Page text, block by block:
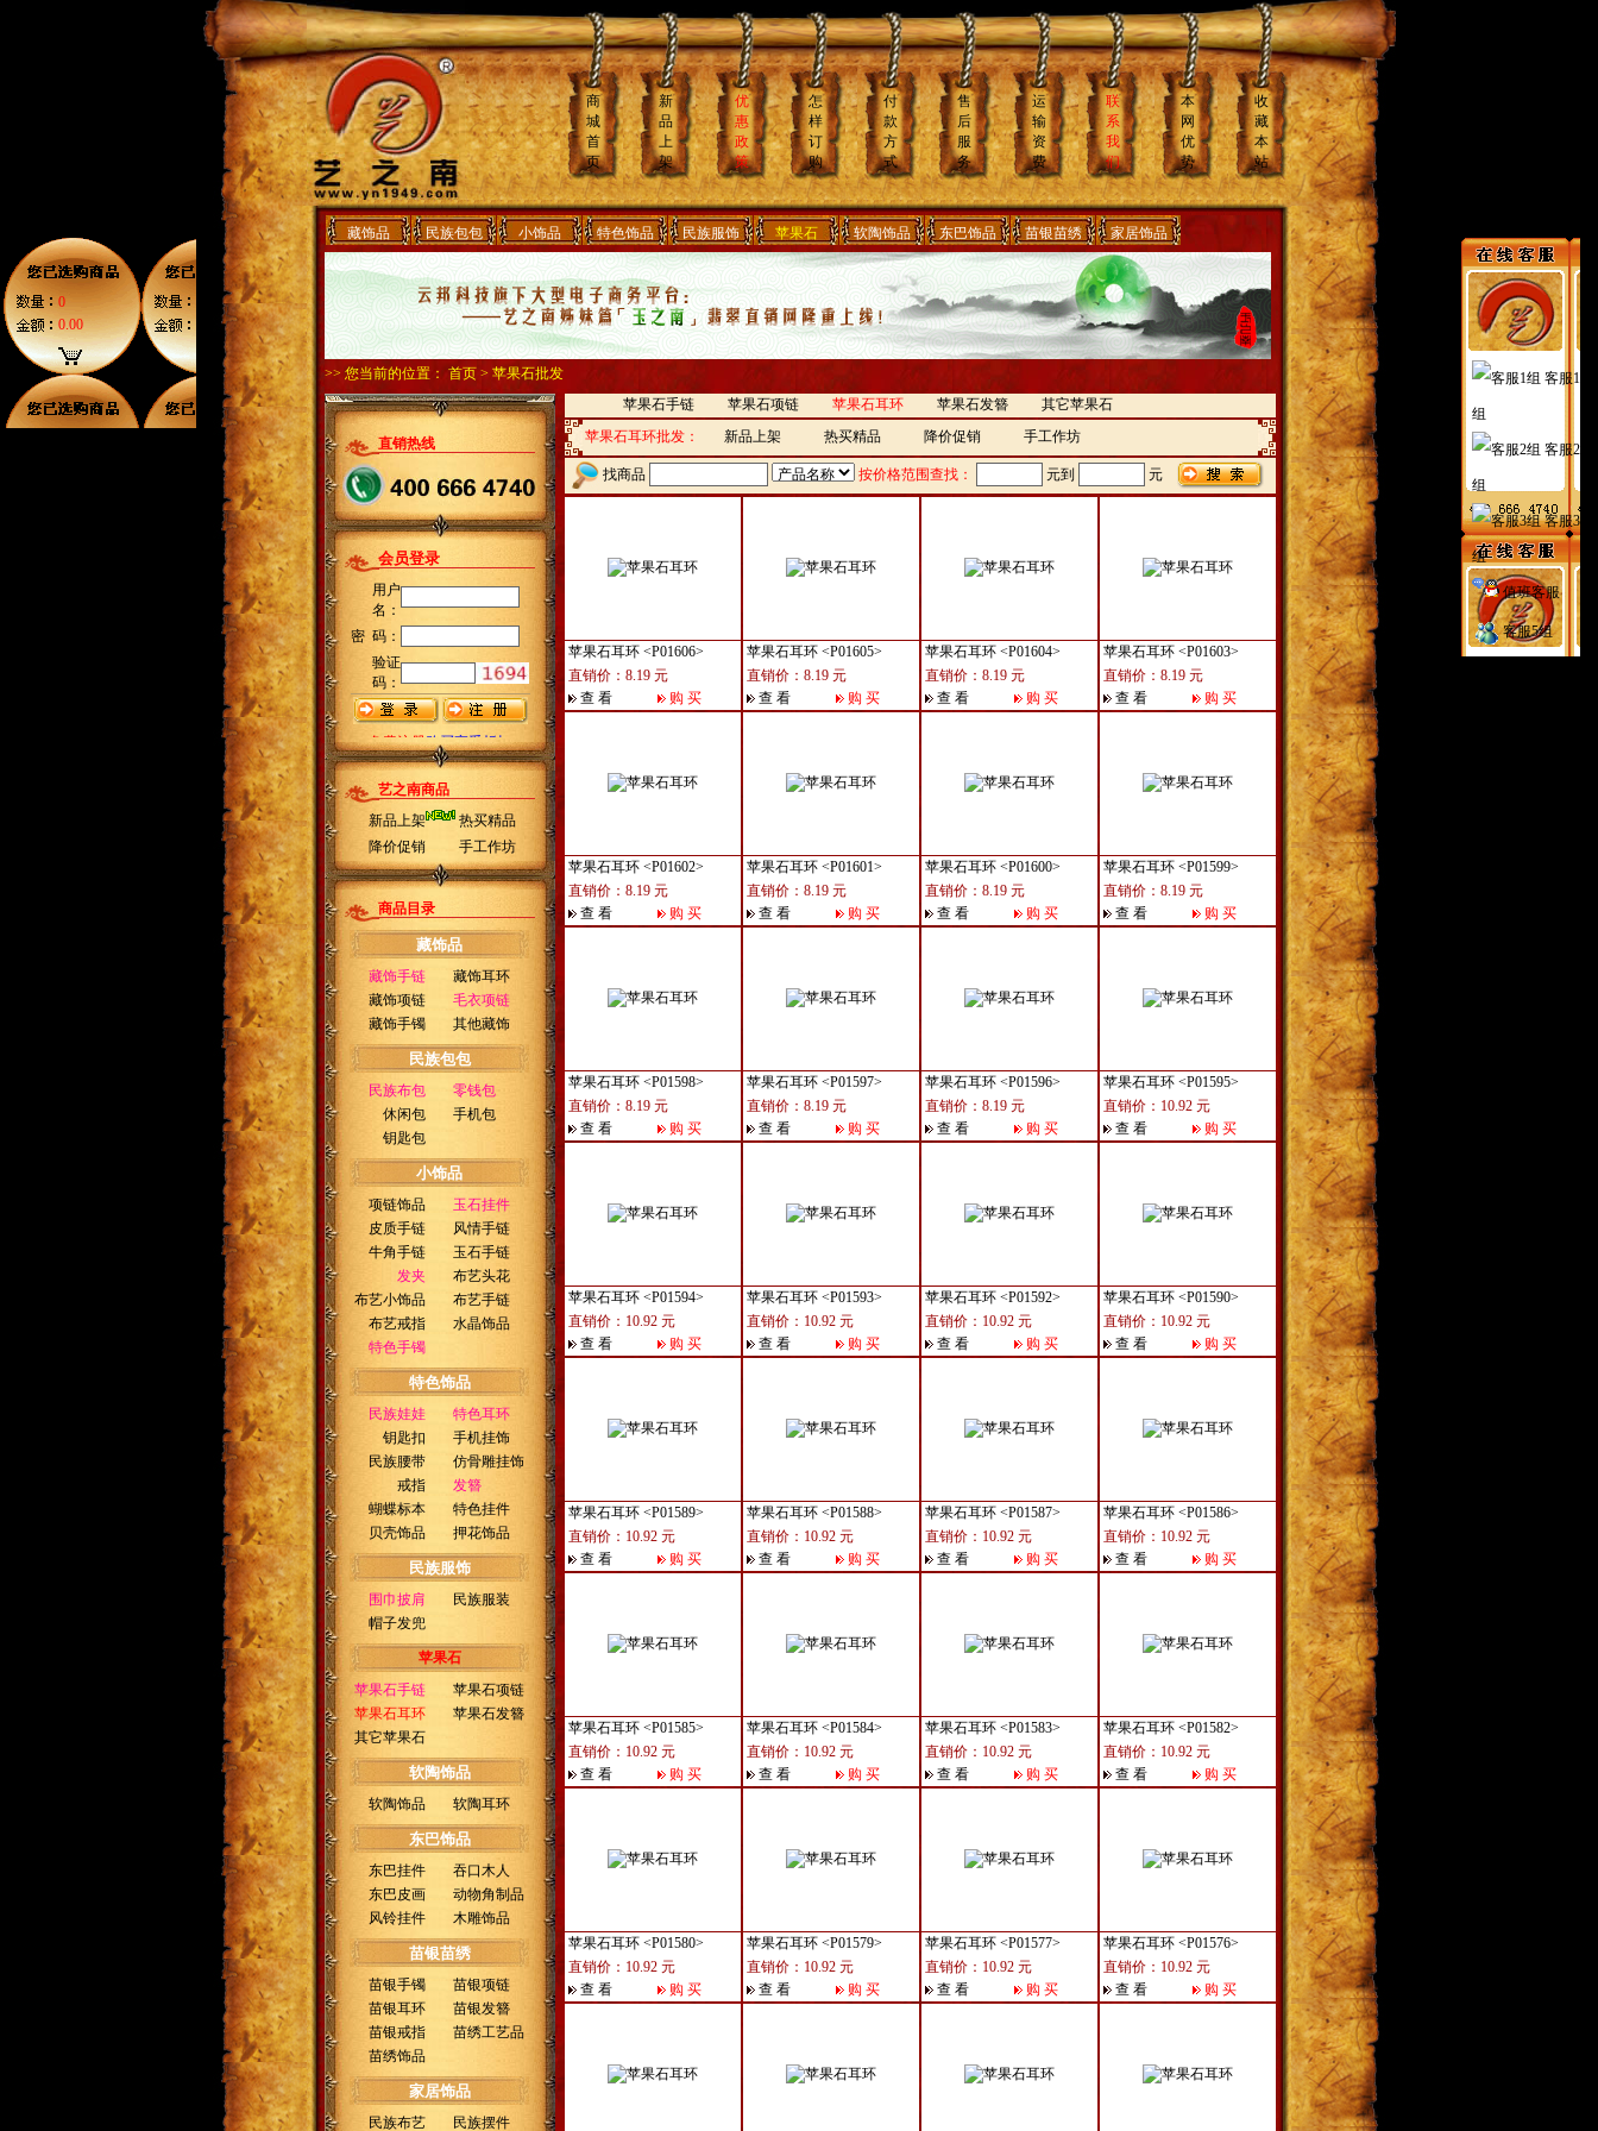
商
城
首
页
新
品
上
架
优
惠
政
策
怎
样
订
购
付
款
方
式
售
后
服
务
运
输
资
费
联
系
我
们
本
网
优
势
收
藏
本
站
0
0.00
客服1
组
客服2
组
客服3
组
值班客服
客服5组
藏饰品 民族包包 小饰品 特色饰品 民族服饰 苹果石 软陶饰品 东巴饰品 苗银苗绣 家居饰品
>> 您当前的位置：首页> 苹果石批发
直销热线
艺之南商品
新品上架
热买精品
降价促销
手工作坊
商品目录
藏饰品
藏饰手链
藏饰耳环
藏饰项链
毛衣项链
藏饰手镯
其他藏饰
民族包包
民族布包
零钱包
休闲包
手机包
钥匙包
小饰品
项链饰品
玉石挂件
皮质手链
风情手链
牛角手链
玉石手链
发夹
布艺头花
布艺小饰品
布艺手链
布艺戒指
水晶饰品
特色手镯
特色饰品
民族娃娃
特色耳环
钥匙扣
手机挂饰
民族腰带
仿骨雕挂饰
戒指
发簪
蝴蝶标本
特色挂件
贝壳饰品
押花饰品
民族服饰
围巾披肩
民族服装
帽子发兜
苹果石
苹果石手链
苹果石项链
苹果石耳环
苹果石发簪
其它苹果石
软陶饰品
软陶饰品 软陶耳环
东巴饰品
东巴挂件
吞口木人
东巴皮画
动物角制品
风铃挂件
木雕饰品
苗银苗绣
苗银手镯
苗银项链
苗银耳环
苗银发簪
苗银戒指
苗绣工艺品
苗绣饰品
家居饰品
民族布艺 民族摆件
苹果石手链 苹果石项链 苹果石耳环 苹果石发簪
其它苹果石
苹果石耳环批发：
新品上架 热买精品 降价促销 手工作坊
找商品 按价格范围查找： 元到 元
苹果石耳环<P01606>
直销价：8.19 元
查 看
购 买
苹果石耳环<P01605>
直销价：8.19 元
查 看
购 买
苹果石耳环<P01604>
直销价：8.19 元
查 看
购 买
苹果石耳环<P01603>
直销价：8.19 元
查 看
购 买
苹果石耳环<P01602>
直销价：8.19 元
查 看
购 买
苹果石耳环<P01601>
直销价：8.19 元
查 看
购 买
苹果石耳环<P01600>
直销价：8.19 元
查 看
购 买
苹果石耳环<P01599>
直销价：8.19 元
查 看
购 买
苹果石耳环<P01598>
直销价：8.19 元
查 看
购 买
苹果石耳环<P01597>
直销价：8.19 元
查 看
购 买
苹果石耳环<P01596>
直销价：8.19 元
查 看
购 买
苹果石耳环<P01595>
直销价：10.92 元
查 看
购 买
苹果石耳环<P01594>
直销价：10.92 元
查 看
购 买
苹果石耳环<P01593>
直销价：10.92 元
查 看
购 买
苹果石耳环<P01592>
直销价：10.92 元
查 看
购 买
苹果石耳环<P01590>
直销价：10.92 元
查 看
购 买
苹果石耳环<P01589>
直销价：10.92 元
查 看
购 买
苹果石耳环<P01588>
直销价：10.92 元
查 看
购 买
苹果石耳环<P01587>
直销价：10.92 元
查 看
购 买
苹果石耳环<P01586>
直销价：10.92 元
查 看
购 买
苹果石耳环<P01585>
直销价：10.92 元
查 看
购 买
苹果石耳环<P01584>
直销价：10.92 元
查 看
购 买
苹果石耳环<P01583>
直销价：10.92 元
查 看
购 买
苹果石耳环<P01582>
直销价：10.92 元
查 看
购 买
苹果石耳环<P01580>
直销价：10.92 元
查 看
购 买
苹果石耳环<P01579>
直销价：10.92 元
查 看
购 买
苹果石耳环<P01577>
直销价：10.92 元
查 看
购 买
苹果石耳环<P01576>
直销价：10.92 元
查 看
购 买